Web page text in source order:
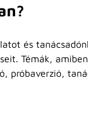
és
Témák,
próbaverzió,